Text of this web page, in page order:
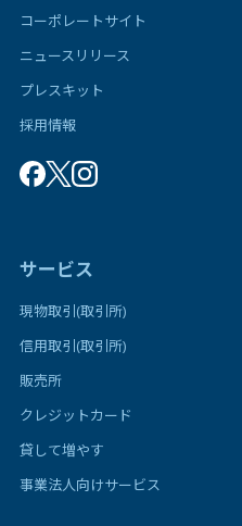
コーポレートサイト
ニュースリリース
プレスキット
採用情報
サービス
現物取引(取引所)
信用取引(取引所)
販売所
クレジットカード
貸して増やす
事業法人向けサービス